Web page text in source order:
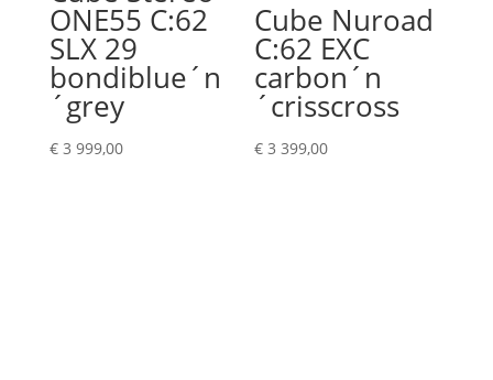
ONE55 C:62
SLX 29
bondiblue´n
´grey
€3 999,00
Cube Nuroad
C:62 EXC
carbon´n
´crisscross
€ 3 399,00